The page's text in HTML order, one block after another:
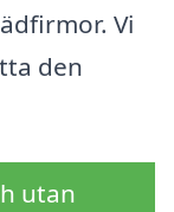
Vi
den
utan